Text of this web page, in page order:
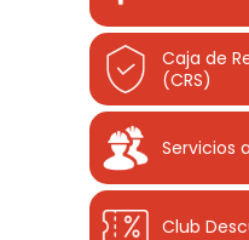
Caja de
(CRS)
Servicios
Club